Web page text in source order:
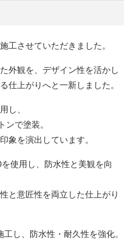
工させていただきました。
外観を、デザイン性を活かし
仕上がりへと一新しました。
し、
で塗装。
象を演出しています。
使用し、防水性と美観を向
と意匠性を両立した仕上がり
し、防水性・耐久性を強化。